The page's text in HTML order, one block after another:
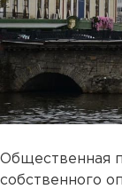
Общественная
собственного